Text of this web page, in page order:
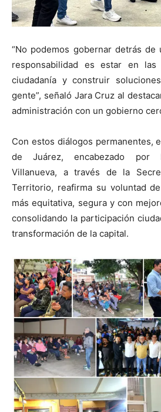
“No podemos gobernar detrás
responsabilidad es estar en
ciudadanía y construir
gente”, señaló Jara Cruz al
administración con un gobierno
Con estos diálogos permanentes,
de Juárez, encabezado por
Villanueva, a través de la
Territorio, reafirma su voluntad
más equitativa, segura y con
consolidando la participación
transformación de la capital.